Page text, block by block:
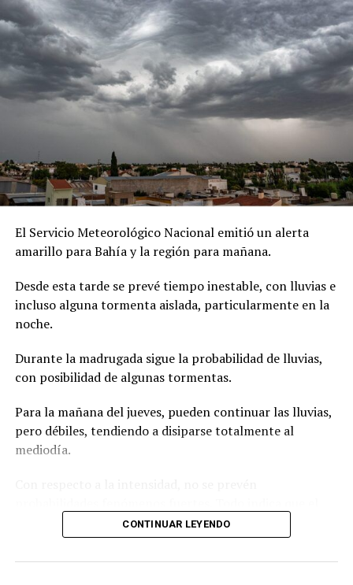
El trayecto se inicia en una cabaña de troncos y
serpentea a lo largo de un sendero de 300 metros,
rodeado de una variada vegetación donde predominan
los pinos en sus alrededores, acompañados por especies
como acacias y aromos, sóforas y robles; fresnos, cedros
y eucaliptos.
El Servicio Meteorológico Nacional emitió un alerta
amarillo para Bahía y la región para mañana.
Desde esta tarde se prevé tiempo inestable, con lluvias e
incluso alguna tormenta aislada, particularmente en la
noche.
Durante la madrugada sigue la probabilidad de lluvias,
con posibilidad de algunas tormentas.
Para la mañana del jueves, pueden continuar las lluvias,
pero débiles, tendiendo a disiparse totalmente al
mediodía.
aire más inestable no va a llegar tan al sur de la
provincia.
CONTINUAR LEYENDO